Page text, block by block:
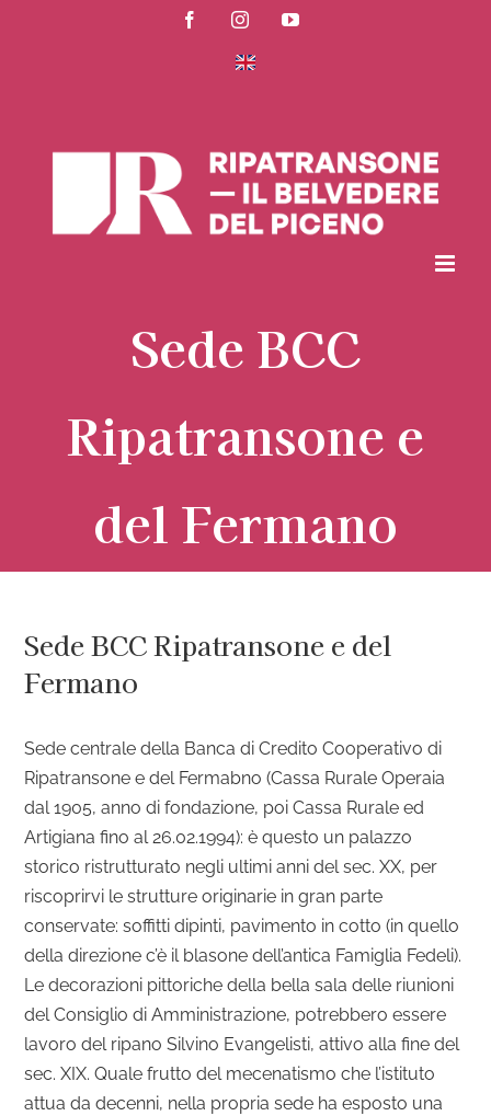
FacebookInstagramYouTube
Sede BCC
Ripatransone e
del Fermano
Sede BCC Ripatransone e del
Fermano
Sede centrale della Banca di Credito Cooperativo di
Ripatransone e del Fermabno (Cassa Rurale Operaia
dal 1905, anno di fondazione, poi Cassa Rurale ed
Artigiana fino al 26.02.1994): è questo un palazzo
storico ristrutturato negli ultimi anni del sec. XX, per
riscoprirvi le strutture originarie in gran parte
conservate: soffitti dipinti, pavimento in cotto (in quello
della direzione c’è il blasone dell’antica Famiglia Fedeli).
Le decorazioni pittoriche della bella sala delle riunioni
del Consiglio di Amministrazione, potrebbero essere
lavoro del ripano Silvino Evangelisti, attivo alla fine del
sec. XIX. Quale frutto del mecenatismo che l’istituto
attua da decenni, nella propria sede ha esposto una